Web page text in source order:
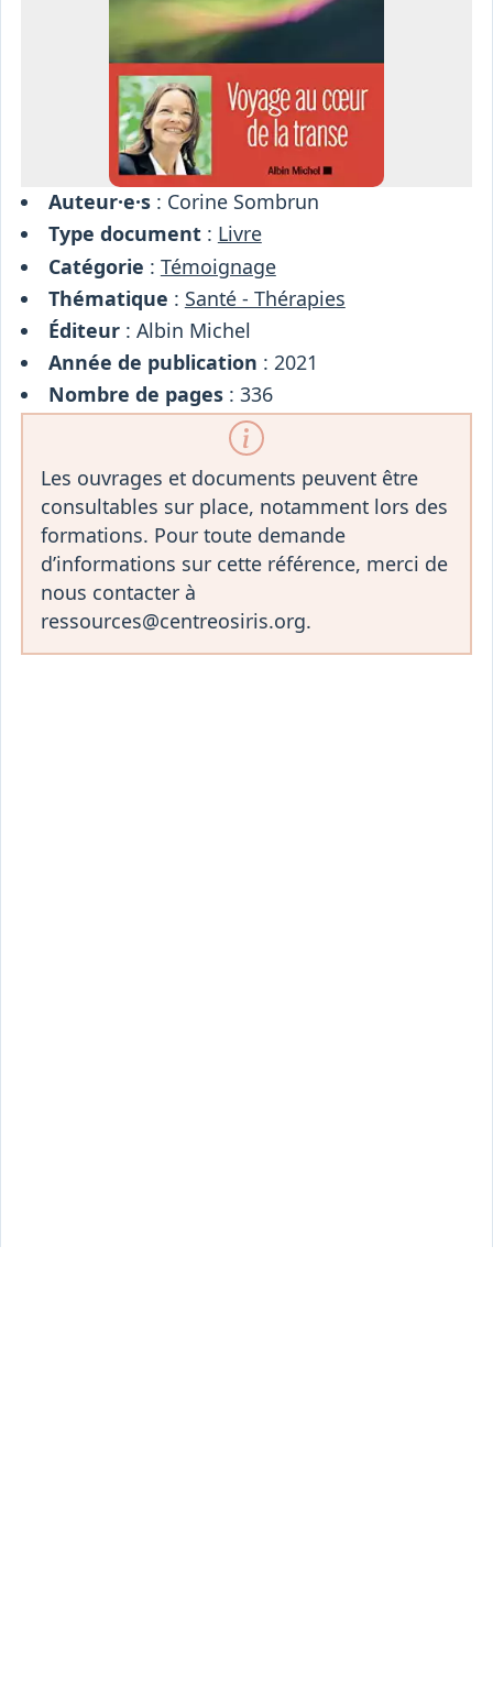
Auteur·e·s: Corine Sombrun
Type document: Livre
Catégorie : Témoignage
Thématique : Santé - Thérapies
Éditeur: Albin Michel
Année de publication : 2021
Nombre de pages: 336
Les ouvrages et documents peuvent être
consultables sur place, notamment lors des
formations. Pour toute demande
d’informations sur cette référence, merci de
nous contacter à
ressources@centreosiris.org.